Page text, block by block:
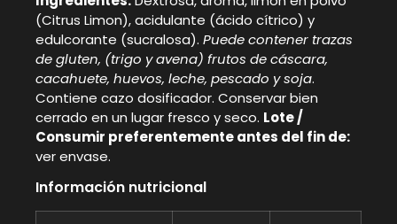
(Citrus Limon), acidulante (ácido cítrico) y
edulcorante (sucralosa). Puede contener trazas
de gluten, (trigo y avena) frutos de cáscara,
cacahuete, huevos, leche, pescado y soja.
Contiene cazo dosificador. Conservar bien
cerrado en un lugar fresco y seco. Lote /
Consumir preferentemente antes del fin de:
ver envase.
Información nutricional